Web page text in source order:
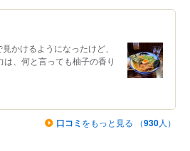
かけるようになったけど、
、何と言っても柚子の香り
口コミ をもっと見る （930人）